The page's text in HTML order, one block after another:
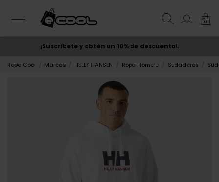
0
ENVÍO GRATIS desde 50€
¡Suscríbete y obtén un 10% de descuento!.
Ropa Cool Marcas HELLY HANSEN Ropa Hombre Sudaderas